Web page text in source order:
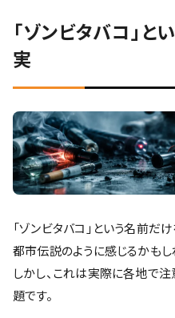
「ゾンビタバコ」
実
「ゾンビタバコ」という名前だ
都市伝説のように感じるかもし
しかし、これは実際に各地で
題です。